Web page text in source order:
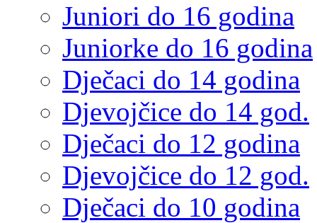
Juniori do 16 godina
Juniorke do 16 godina
Dječaci do 14 godina
Djevojčice do 14 god.
Dječaci do 12 godina
Djevojčice do 12 god.
Dječaci do 10 godina